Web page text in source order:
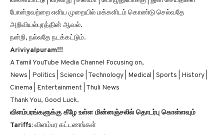
போன்றவற்றை எளிய முறையில் மக்களிடம் கொண்டு செல்வதே
அறிவியல்புரத்தின் ஆவல்.
நன்றி, நல்லதே நடக்கட்டும்.
Ariviyalpuram!!!
A Tamil YouTube Media Channel Focusing on,
News | Politics | Science | Technology | Medical | Sports | History |
Cinema | Entertainment | Thuli News
Thank You, Good Luck.
விளம்பரங்களுக்கு கீழே உள்ள மின்னஞ்சலில் தொடர்பு கொள்ளவும்
Tariffs:விளம்பர கட்டணங்கள்
Contact:Click Here to Contact